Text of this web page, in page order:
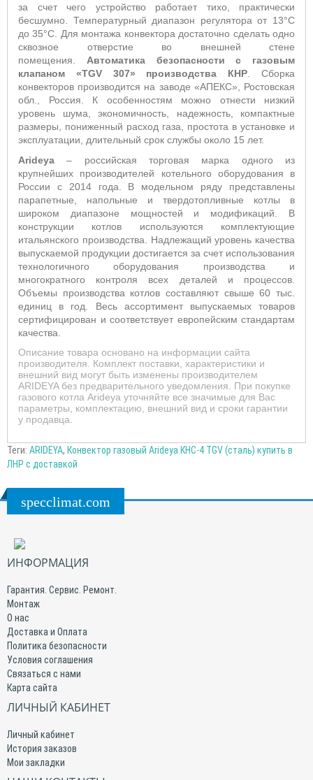
за счет чего устройство работает тихо, практически
бесшумно. Температурный диапазон регулятора от 13°С
до 35°С. Для монтажа конвектора достаточно сделать одно
сквозное отверстие во внешней стене
помещения. Автоматика безопасности с газовым
клапаном «TGV307» производства КНР . Сборка
конвекторов производится на заводе «АПЕКС», Ростовская
обл., Россия. К особенностям можно отнести низкий
уровень шума, экономичность, надежность, компактные
размеры, пониженный расход газа, простота в установке и
эксплуатации, длительный срок службы около 15 лет.
Arideya
– российская торговая марка одного из
крупнейших производителей котельного оборудования в
России с 2014 года. В модельном ряду представлены
парапетные, напольные и твердотопливные котлы в
широком диапазоне мощностей и модификаций. В
конструкции котлов используются комплектующие
итальянского производства. Надлежащий уровень качества
выпускаемой продукции достигается за счет использования
технологичного оборудования производства и
многократного контроля всех деталей и процессов.
Объемы производства котлов составляют свыше 60 тыс.
единиц в год. Весь ассортимент выпускаемых товаров
сертифицирован и соответствует европейским стандартам
качества.
Описание товара основано на информации сайта
производителя. Комплект поставки, характеристики и
внешний вид могут быть изменены производителем
ARIDEYA без предварительного уведомления. При покупке
газового котла Arideya уточняйте все значимые для Вас
параметры, комплектацию, внешний вид и сроки гарантии
у продавца.
Теги: ARIDEYA, Конвектор газовый Arideya КНС-4 TGV (сталь) купить в
ЛНР с доставкой
specclimat.com
ИНФОРМАЦИЯ
Гарантия. Сервис. Ремонт.
Монтаж
О нас
Доставка и Оплата
Политика безопасности
Условия соглашения
Связаться с нами
Карта сайта
ЛИЧНЫЙ КАБИНЕТ
Личный кабинет
История заказов
Мои закладки